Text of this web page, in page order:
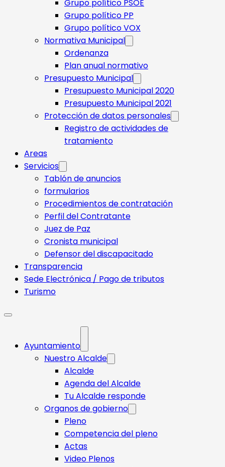
Grupo político PSOE
Grupo político PP
Grupo político VOX
Normativa Municipal
Ordenanza
Plan anual normativo
Presupuesto Municipal
Presupuesto Municipal 2020
Presupuesto Municipal 2021
Protección de datos personales
Registro de actividades de
tratamiento
Areas
Servicios
Tablón de anuncios
formularios
Procedimientos de contratación
Perfil del Contratante
Juez de Paz
Cronista municipal
Defensor del discapacitado
Transparencia
Sede Electrónica / Pago de tributos
Turismo
Ayuntamiento
Nuestro Alcalde
Alcalde
Agenda del Alcalde
Tu Alcalde responde​
Organos de gobierno
Pleno
Competencia del pleno
Actas
Video Plenos